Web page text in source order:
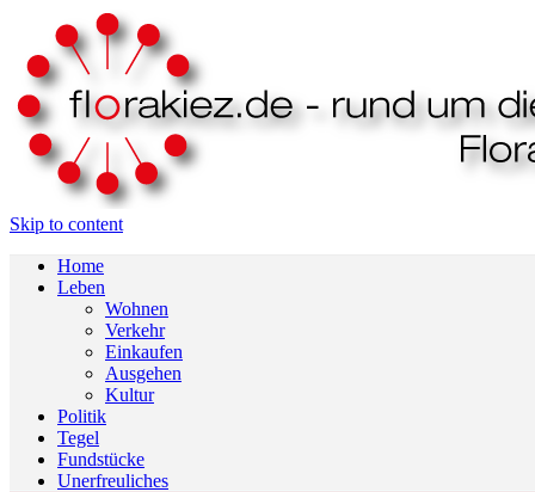
Skip to content
Home
Leben
Wohnen
Verkehr
Einkaufen
Ausgehen
Kultur
Politik
Tegel
Fundstücke
Unerfreuliches